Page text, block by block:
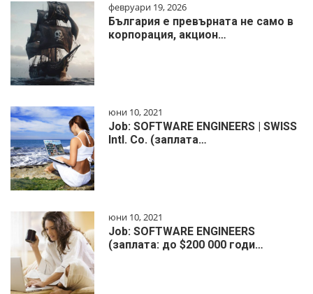
февруари 19, 2026
България е превърната не само в
корпорация, акцион…
юни 10, 2021
Job: SOFTWARE ENGINEERS | SWISS
Intl. Co. (заплата…
юни 10, 2021
Job: SOFTWARE ENGINEERS
(заплата: до $200 000 годи…